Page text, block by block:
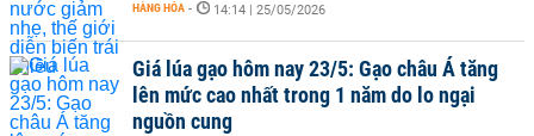
HÀNG HÓA - 14:14 | 25/05/2026
Giá lúa gạo hôm nay 23/5: Gạo châu Á tăng
lên mức cao nhất trong 1 năm do lo ngại
nguồn cung